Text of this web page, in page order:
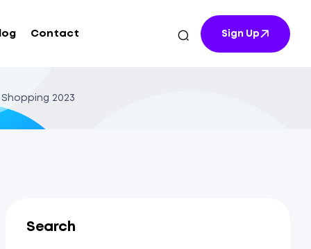
Contact Sign Up
2023
Search